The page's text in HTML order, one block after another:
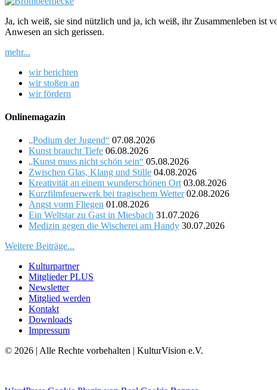
Ja, ich weiß, sie sind nützlich und ja, ich weiß, ihr Zusammenleben ist
Anwesen an sich gerissen.
mehr...
wir berichten
wir stoßen an
wir fördern
Onlinemagazin
„Podium der Jugend“ 07.08.2026
Kunst braucht Tiefe 06.08.2026
„Kunst muss nicht schön sein“ 05.08.2026
Zwischen Glas, Klang und Stille 04.08.2026
Kreativität an einem wunderschönen Ort 03.08.2026
Kurzfilmfeuerwerk bei tragischem Wetter 02.08.2026
Angst vorm Fliegen 01.08.2026
Ein Weltstar zu Gast in Miesbach 31.07.2026
Medizin gegen die Wischerei am Handy 30.07.2026
Weitere Beiträge...
Kulturpartner
Mitglieder PLUS
Newsletter
Mitglied werden
Kontakt
Downloads
Impressum
© 2026 | Alle Rechte vorbehalten | KulturVision e.V.